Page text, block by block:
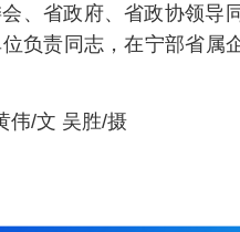
、省政府、省政协领导
负责同志，在宁部省属
伟/文 吴胜/摄